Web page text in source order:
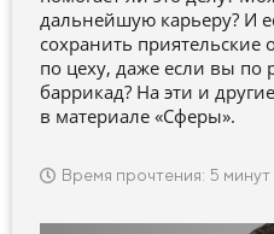
дальнейшую карьеру? И
сохранить приятельские
по цеху, даже если вы по
баррикад? На эти и
в материале «Сферы».
Время прочтения: 5 минут